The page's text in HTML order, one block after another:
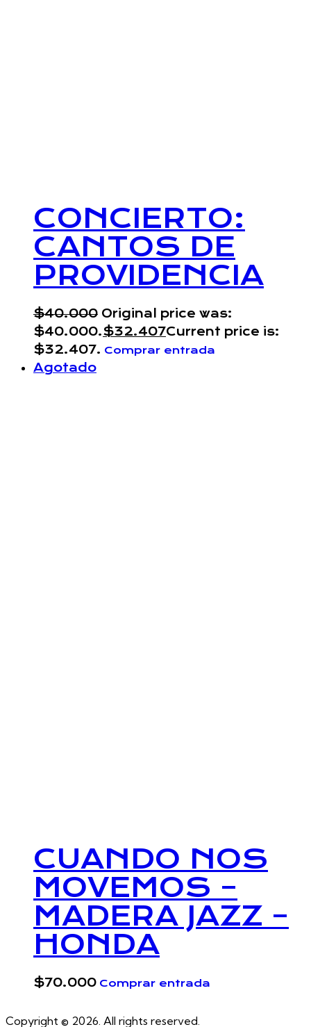
CONCIERTO:
CANTOS DE
PROVIDENCIA
$40.000 Original price was:
$40.000.$32.407Current price is:
$32.407. Comprar entrada
Agotado
CUANDO NOS
MOVEMOS –
MADERA JAZZ –
HONDA
$70.000 Comprar entrada
Copyright © 2026. All rights reserved.